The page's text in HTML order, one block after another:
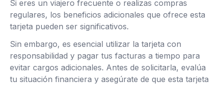
Si eres un viajero frecuente o realizas compras
regulares, los beneficios adicionales que ofrece esta
tarjeta pueden ser significativos.
Sin embargo, es esencial utilizar la tarjeta con
responsabilidad y pagar tus facturas a tiempo para
evitar cargos adicionales. Antes de solicitarla, evalúa
tu situación financiera y asegúrate de que esta tarjeta